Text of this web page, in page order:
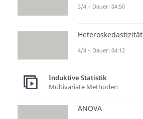
3/4 – Dauer: 04:50
Heteroskedastizität
4/4 – Dauer: 04:12
Induktive Statistik
Multivariate Methoden
ANOVA